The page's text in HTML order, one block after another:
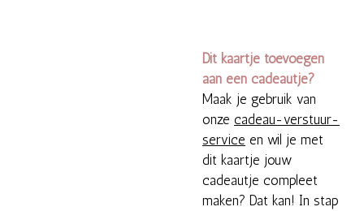
Dit kaartje toevoegen
aan een cadeautje?
Maak je gebruik van
onze cadeau-verstuur-
service en wil je met
dit kaartje jouw
cadeautje compleet
maken? Dat kan! In stap